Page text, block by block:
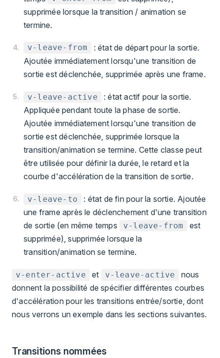
supprimée lorsque la transition / animation se
termine.
v-leave-from
: état de départ pour la sortie.
Ajoutée immédiatement lorsqu'une transition de
sortie est déclenchée, supprimée après une frame.
v-leave-active
: état actif pour la sortie.
Appliquée pendant toute la phase de sortie.
Ajoutée immédiatement lorsqu'une transition de
sortie est déclenchée, supprimée lorsque la
transition/animation se termine. Cette classe peut
être utilisée pour définir la durée, le retard et la
courbe d'accélération de la transition de sortie.
v-leave-to
: état de fin pour la sortie. Ajoutée
une frame après le déclenchement d'une transition
de sortie (en même temps
v-leave-from
est
supprimée), supprimée lorsque la
transition/animation se termine.
v-enter-active et v-leave-active
nous
donnent la possibilité de spécifier différentes courbes
d'accélération pour les transitions entrée/sortie, dont
nous verrons un exemple dans les sections suivantes.
Transitions nommées